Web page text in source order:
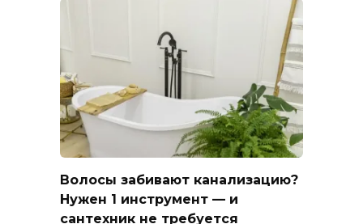
Волосы забивают канализацию?
Нужен 1 инструмент — и
сантехник не требуется